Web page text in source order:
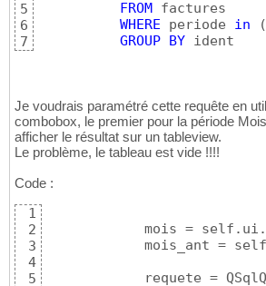
5
6
7
FROM
factures
WHERE periode in (
GROUP
BY ident
Je voudrais paramétré cette requête en
combobox, le premier pour la période
afficher le résultat sur un tableview.
Le problème, le tableau est vide !!!!
Code :
1
2
3
4
5
mois =
mois_ant =
requete =